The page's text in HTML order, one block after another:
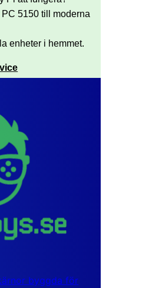
5150 till moderna
enheter i hemmet.
byggda för